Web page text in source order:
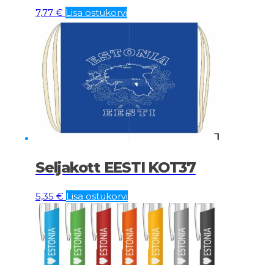
7,77 € Lisa ostukorvi
Seljakott EESTI KOT37
5,35 € Lisa ostukorvi